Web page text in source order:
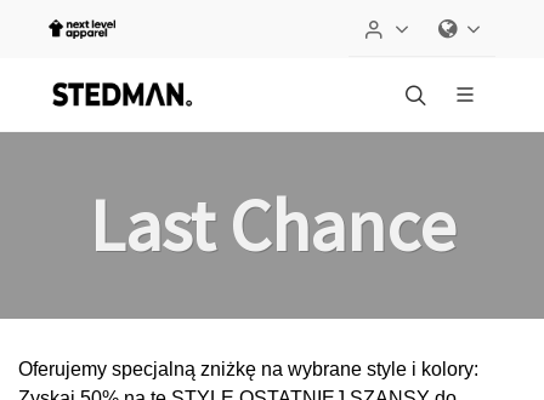
Last Chance
Oferujemy specjalną zniżkę na wybrane style i kolory: